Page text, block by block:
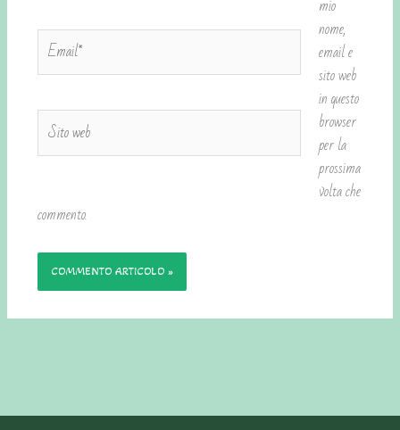
Email*
Sito
web
mio
nome,
email e
sito web
in questo
browser
per la
prossima
volta che
commento.